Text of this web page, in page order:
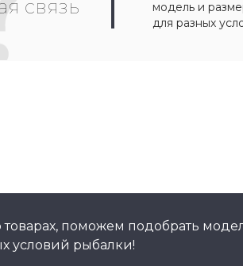
связь
модель и
для разных
поможем подобрать
условий рыбалки!